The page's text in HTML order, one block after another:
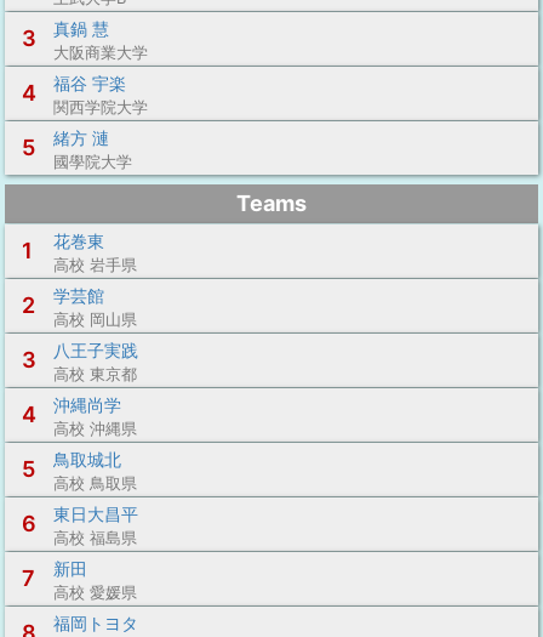
3 真鍋 慧
大阪商業大学
4 福谷 宇楽
関西学院大学
5 緒方 漣
國學院大学
Teams
1
花巻東
高校 岩手県
2 学芸館
高校 岡山県
3 八王子実践
高校 東京都
4 沖縄尚学
高校 沖縄県
5 鳥取城北
高校 鳥取県
6 東日大昌平
高校 福島県
7 新田
高校 愛媛県
福岡トヨタ